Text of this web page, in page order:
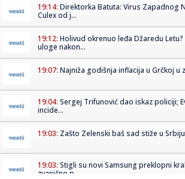
19:14: Direktorka Batuta: Virus Zapadnog
Culex od j...
19:12: Holivud okrenuo leđa Džaredu
uloge nakon...
19:07: Najniža godišnja inflacija u Grčkoj u
19:04: Sergej Trifunović dao iskaz policiji;
incide...
19:03: Zašto Zelenski baš sad stiže u Srbiju
19:03: Stigli su novi Samsung preklopni
zvanično p...